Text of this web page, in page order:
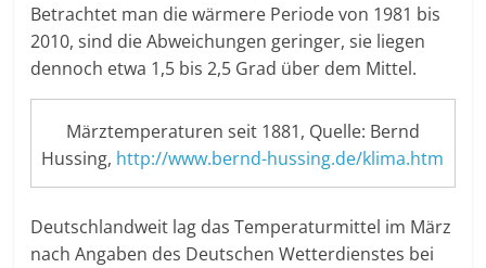
Betrachtet man die wärmere Periode von 1981 bis
2010, sind die Abweichungen geringer, sie liegen
dennoch etwa 1,5 bis 2,5 Grad über dem Mittel.
Märztemperaturen seit 1881, Quelle: Bernd
Hussing, http://www.bernd-hussing.de/klima.htm
Deutschlandweit lag das Temperaturmittel im März
nach Angaben des Deutschen Wetterdienstes bei